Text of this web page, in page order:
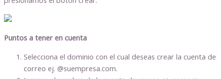
Puntos a tener en cuenta
Selecciona el dominio con el cual deseas crear la cuenta de
correo ej. @suempresa.com.